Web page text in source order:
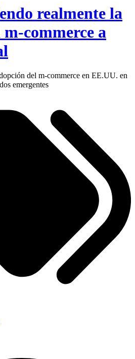
realmente la
commerce a
del m-commerce en EE.UU. en
emergentes